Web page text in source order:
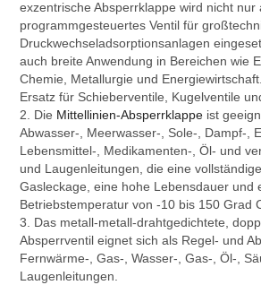
exzentrische Absperrklappe wird nicht nur
programmgesteuertes Ventil für
Druckwechseladsorptionsanlagen
auch breite Anwendung in Bereichen wie
Chemie, Metallurgie und
Ersatz für Schieberventile, Kugelventile
2. Die Mittellinien-Absperrklappe ist
Abwasser-, Meerwasser-, Sole-, Dampf-,
Lebensmittel-, Medikamenten-, Öl- und
und Laugenleitungen, die eine
Gasleckage, eine hohe Lebensdauer und
Betriebstemperatur von -10 bis 150 Grad
3. Das metall-metall-drahtgedichtete,
Absperrventil eignet sich als Regel- und
Fernwärme-, Gas-, Wasser-, Gas-, Öl-,
Laugenleitungen.